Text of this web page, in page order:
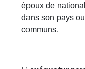
époux de
dans son pays
communs.